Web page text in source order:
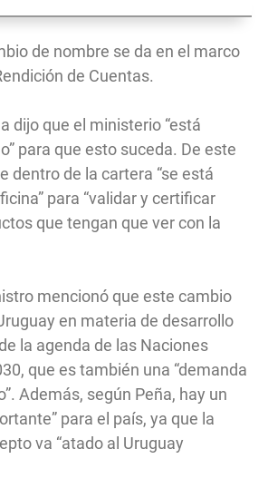
de nombre se da en el marco
de Cuentas.
dijo que el ministerio “está
para que esto suceda. De este
dentro de la cartera “se está
para “validar y certificar
que tengan que ver con la
mencionó que este cambio
en materia de desarrollo
la agenda de las Naciones
que es también una “demanda
Además, según Peña, hay un
para el país, ya que la
va “atado al Uruguay